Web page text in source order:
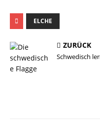
ELCHE
ZURÜCK
Schwedisch